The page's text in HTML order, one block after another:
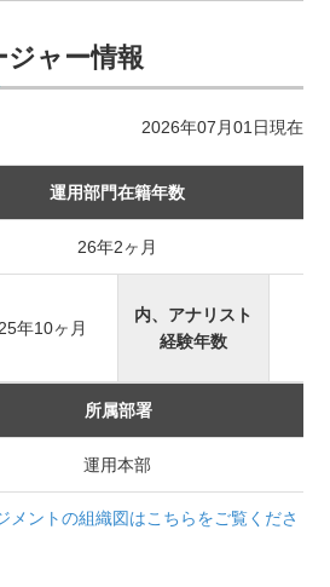
ャー情報
2026年07月01日現在
運用部門在籍年数
26年2ヶ月
25年10ヶ月
内、アナリスト
経験年数
所属部署
運用本部
メントの組織図はこちらをご覧くださ